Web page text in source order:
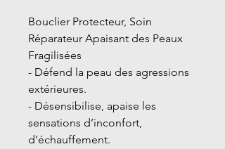
Bouclier Protecteur, Soin
Réparateur Apaisant des Peaux
Fragilisées
- Défend la peau des agressions
extérieures.
- Désensibilise, apaise les
sensations d’inconfort,
d’échauffement.